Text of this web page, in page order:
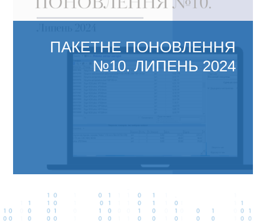
ПАКЕТНЕ ПОНОВЛЕННЯ
№10. ЛИПЕНЬ 2024
ЗМІНИ В АБ ОФІС 4.1: Відповідно до наказу
Міністерства фінансів...